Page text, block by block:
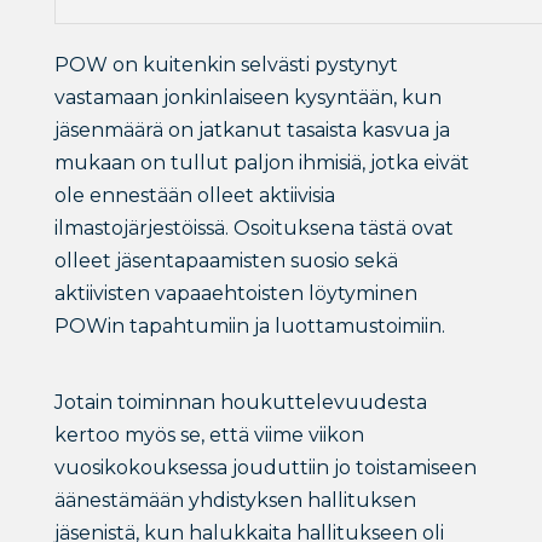
POW on kuitenkin selvästi pystynyt
vastamaan jonkinlaiseen kysyntään, kun
jäsenmäärä on jatkanut tasaista kasvua ja
mukaan on tullut paljon ihmisiä, jotka eivät
ole ennestään olleet aktiivisia
ilmastojärjestöissä. Osoituksena tästä ovat
olleet jäsentapaamisten suosio sekä
aktiivisten vapaaehtoisten löytyminen
POWin tapahtumiin ja luottamustoimiin.
Jotain toiminnan houkuttelevuudesta
kertoo myös se, että viime viikon
vuosikokouksessa jouduttiin jo toistamiseen
äänestämään yhdistyksen hallituksen
jäsenistä, kun halukkaita hallitukseen oli